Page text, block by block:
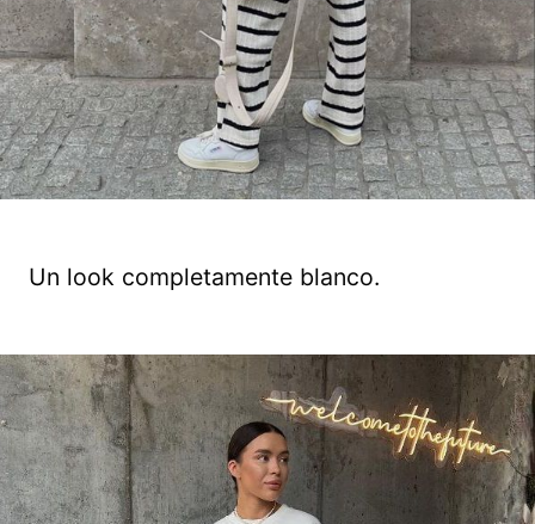
Un look completamente blanco.